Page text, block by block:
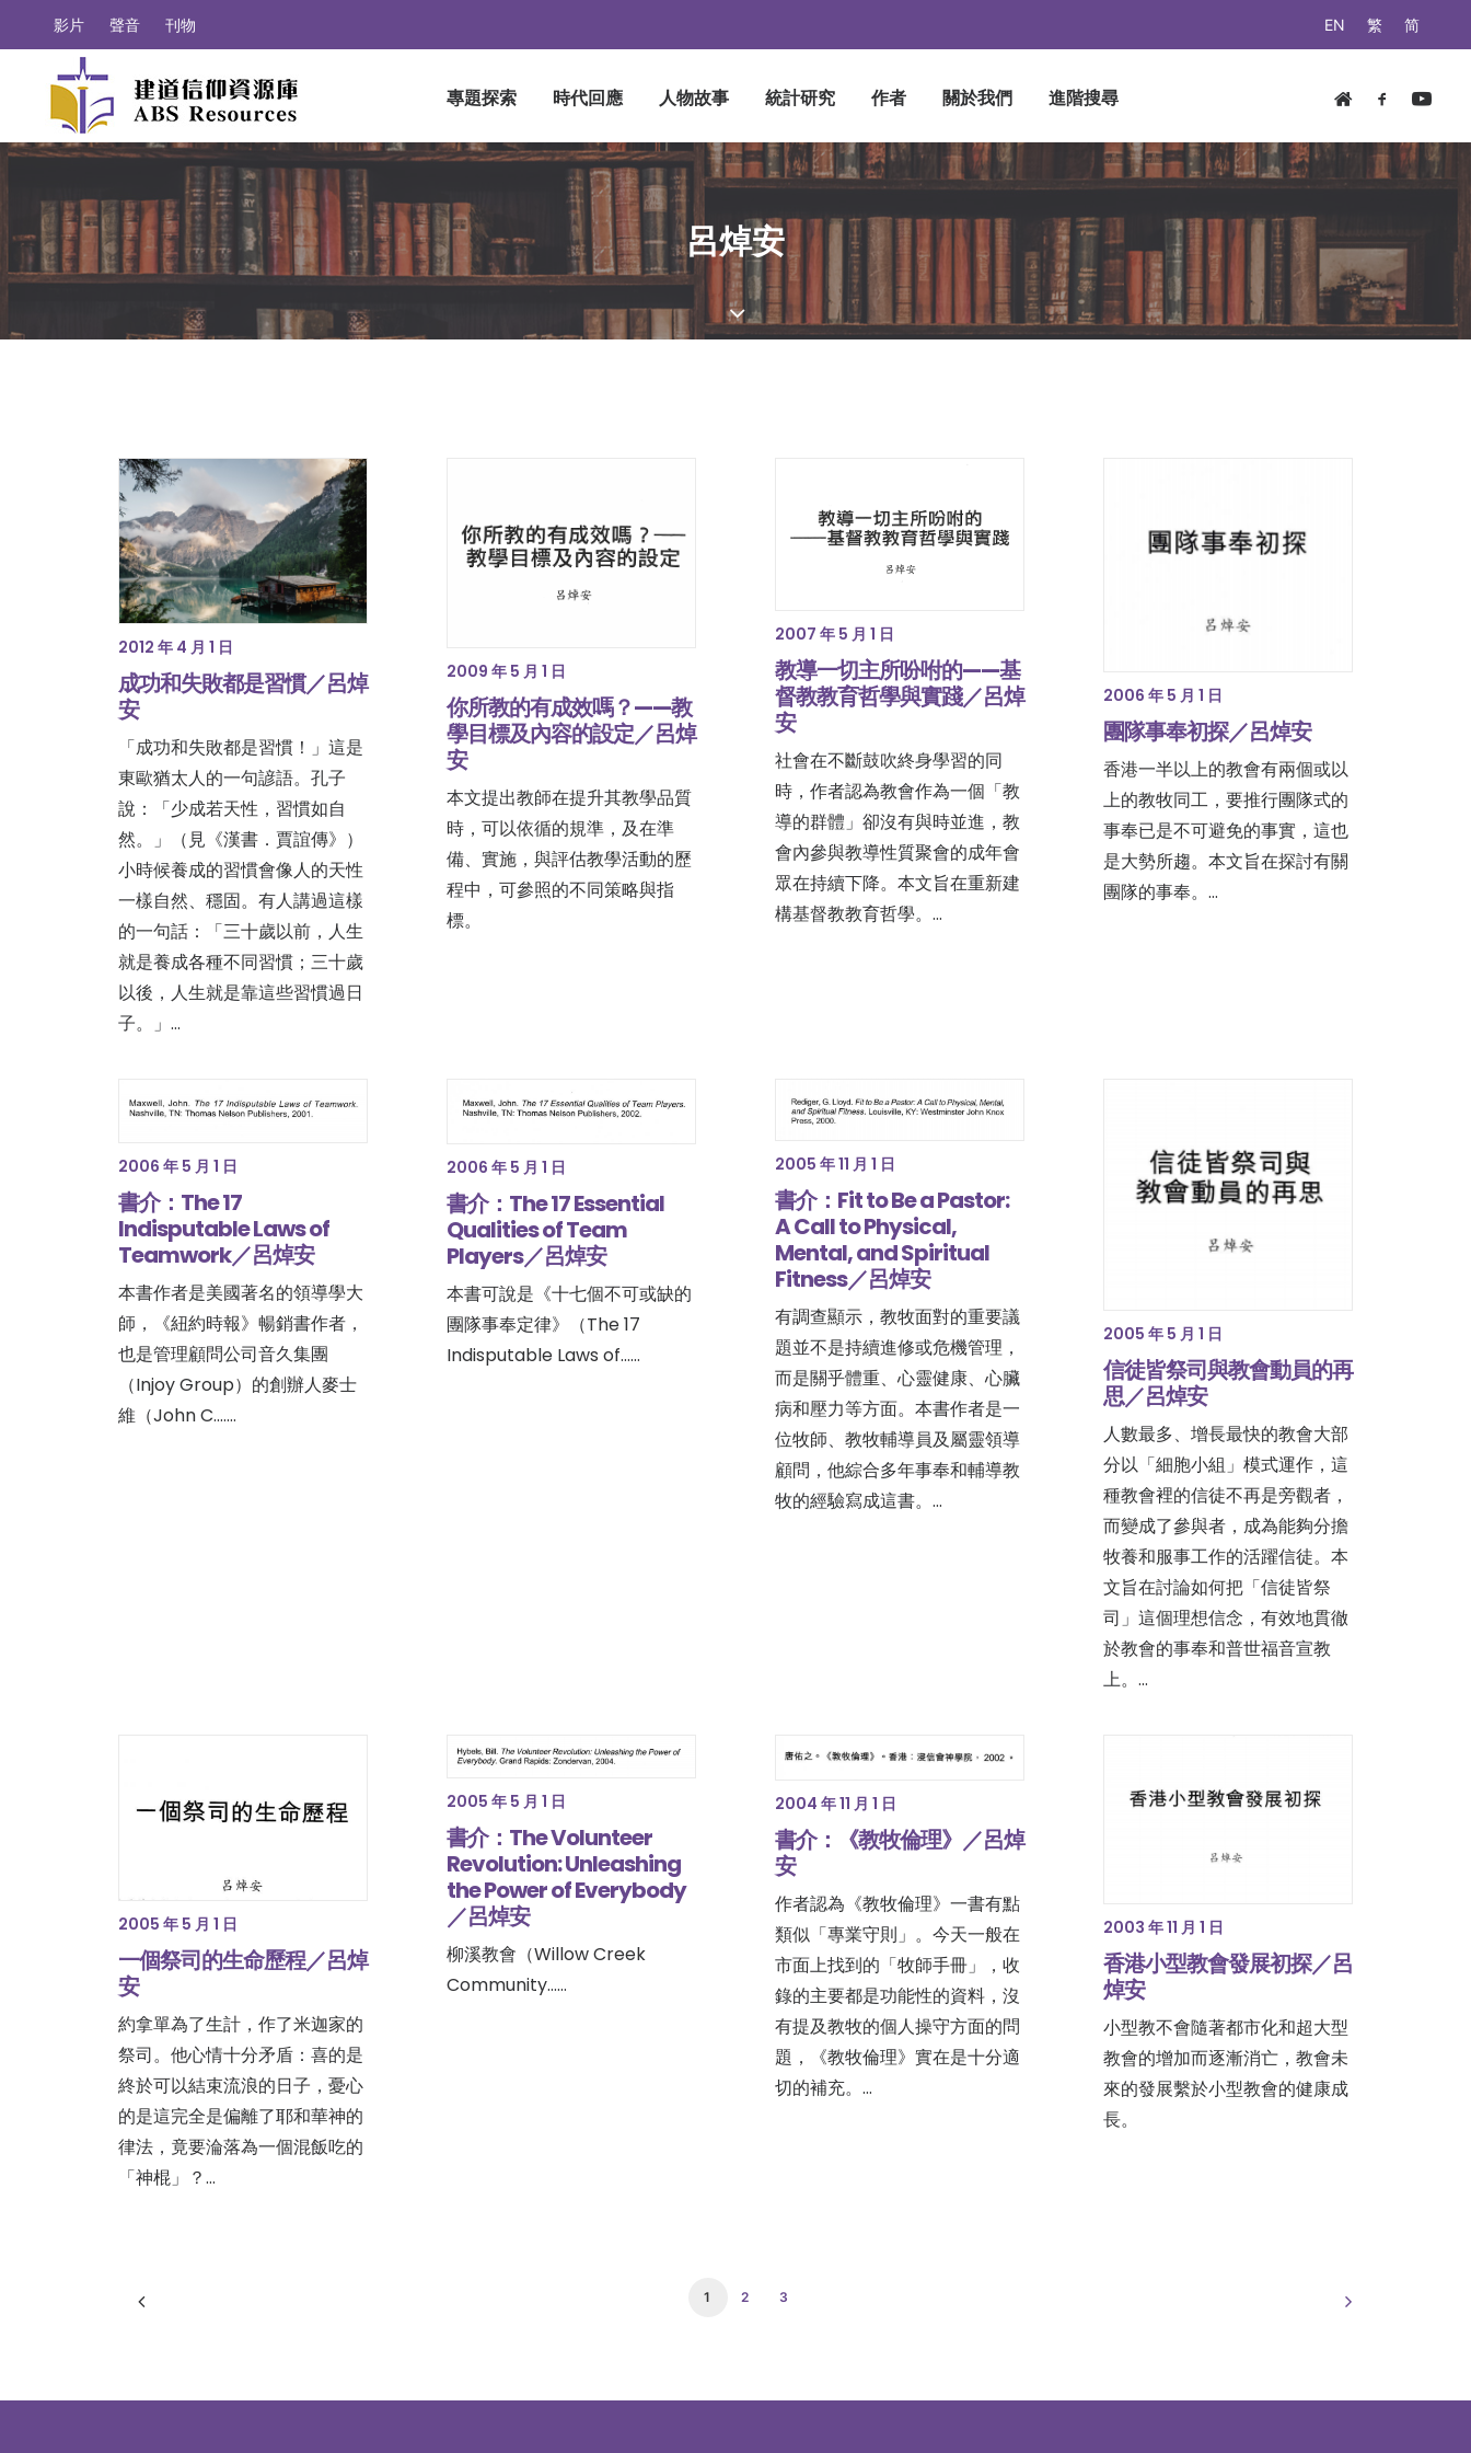
EN 繁 简
影片 聲音 刊物
專題探索 時代回應 人物故事 統計研究 作者 關於我們 進階搜尋
呂焯安
2012 年 4 月 1 日
成功和失敗都是習慣／呂焯
安
「成功和失敗都是習慣！」這是
東歐猶太人的一句諺語。孔子
說：「少成若天性，習慣如自
然。」（見《漢書．賈誼傳》）
小時候養成的習慣會像人的天性
一樣自然、穩固。有人講過這樣
的一句話：「三十歲以前，人生
就是養成各種不同習慣；三十歲
以後，人生就是靠這些習慣過日
子。」…
2009 年 5 月 1 日
你所教的有成效嗎？——教
學目標及內容的設定／呂焯
安
本文提出教師在提升其教學品質
時，可以依循的規準，及在準
備、實施，與評估教學活動的歷
程中，可參照的不同策略與指
標。
2007 年 5 月 1 日
教導一切主所吩咐的——基
督教教育哲學與實踐／呂焯
安
社會在不斷鼓吹終身學習的同
時，作者認為教會作為一個「教
導的群體」卻沒有與時並進，教
會內參與教導性質聚會的成年會
眾在持續下降。本文旨在重新建
構基督教教育哲學。…
2006 年 5 月 1 日
團隊事奉初探／呂焯安
香港一半以上的教會有兩個或以
上的教牧同工，要推行團隊式的
事奉已是不可避免的事實，這也
是大勢所趨。本文旨在探討有關
團隊的事奉。…
2006 年 5 月 1 日
書介：The 17
Indisputable Laws of
Teamwork／呂焯安
本書作者是美國著名的領導學大
師，《紐約時報》暢銷書作者，
也是管理顧問公司音久集團
（Injoy Group）的創辦人麥士
維（John C.……
2006 年 5 月 1 日
書介：The 17 Essential
Qualities of Team
Players／呂焯安
本書可說是《十七個不可或缺的
團隊事奉定律》（The 17
Indisputable Laws of……
2005 年 11 月 1 日
書介：Fit to Be a Pastor:
A Call to Physical,
Mental, and Spiritual
Fitness／呂焯安
有調查顯示，教牧面對的重要議
題並不是持續進修或危機管理，
而是關乎體重、心靈健康、心臟
病和壓力等方面。本書作者是一
位牧師、教牧輔導員及屬靈領導
顧問，他綜合多年事奉和輔導教
牧的經驗寫成這書。…
2005 年 5 月 1 日
信徒皆祭司與教會動員的再
思／呂焯安
人數最多、增長最快的教會大部
分以「細胞小組」模式運作，這
種教會裡的信徒不再是旁觀者，
而變成了參與者，成為能夠分擔
牧養和服事工作的活躍信徒。本
文旨在討論如何把「信徒皆祭
司」這個理想信念，有效地貫徹
於教會的事奉和普世福音宣教
上。…
2005 年 5 月 1 日
一個祭司的生命歷程／呂焯
安
約拿單為了生計，作了米迦家的
祭司。他心情十分矛盾：喜的是
終於可以結束流浪的日子，憂心
的是這完全是偏離了耶和華神的
律法，竟要淪落為一個混飯吃的
「神棍」？…
2005 年 5 月 1 日
書介：The Volunteer
Revolution: Unleashing
the Power of Everybody
／呂焯安
柳溪教會（Willow Creek
Community……
2004 年 11 月 1 日
書介：《教牧倫理》／呂焯
安
作者認為《教牧倫理》一書有點
類似「專業守則」。今天一般在
市面上找到的「牧師手冊」，收
錄的主要都是功能性的資料，沒
有提及教牧的個人操守方面的問
題，《教牧倫理》實在是十分適
切的補充。…
2003 年 11 月 1 日
香港小型教會發展初探／呂
焯安
小型教不會隨著都市化和超大型
教會的增加而逐漸消亡，教會未
來的發展繫於小型教會的健康成
長。
1 2 3